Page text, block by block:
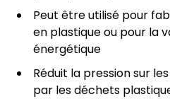
Peut être utilisé pour
en plastique ou pour la
énergétique
Réduit la pression sur
par les déchets